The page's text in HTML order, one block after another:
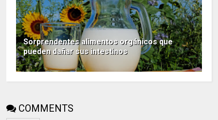
Sorprendentes alimentos orgánicos que
pueden dañar sus intestinos
COMMENTS